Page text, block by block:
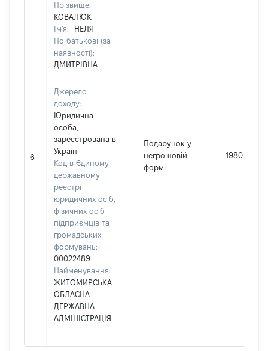
6
Прізвище:
КОВАЛЮК
Ім'я:
НЕЛЯ
По батькові (за
наявності):
ДМИТРІВНА
Джерело
доходу:
Юридична
особа,
зареєстрована в
Україні
Код в Єдиному
державному
реєстрі
юридичних осіб,
фізичних осіб –
підприємців та
громадських
формувань:
00022489
Найменування:
ЖИТОМИРСЬКА
ОБЛАСНА
ДЕРЖАВНА
АДМІНІСТРАЦІЯ
Подарунок у
негрошовій
формі
1980